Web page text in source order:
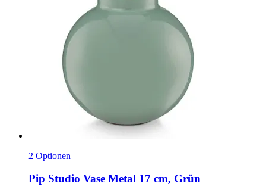
2 Optionen
Pip Studio Vase Metal 17 cm, Grün